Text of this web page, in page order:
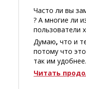
Часто ли вы
? А многие ли
пользователи
Думаю, что и
потому что
так им удобнее.
Читать